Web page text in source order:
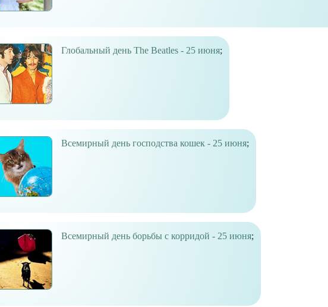
Глобальный день The Beatles - 25 июня;
Всемирный день господства кошек - 25 июня;
Всемирный день борьбы с корридой - 25 июня;